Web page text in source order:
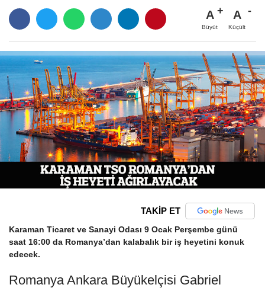
A
Büyüt
A
Küçült
TAKİP ET
Karaman Ticaret ve Sanayi Odası 9 Ocak Perşembe günü
saat 16:00 da Romanya’dan kalabalık bir iş heyetini konuk
edecek.
Romanya Ankara Büyükelçisi Gabriel